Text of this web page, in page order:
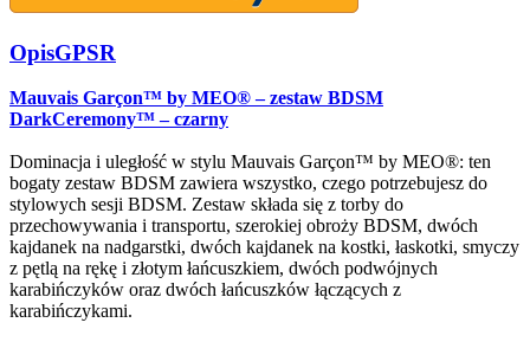
OpisGPSR
Mauvais Garçon™ by MEO® – zestaw BDSM
DarkCeremony™ – czarny
Dominacja i uległość w stylu Mauvais Garçon™ by MEO®: ten
bogaty zestaw BDSM zawiera wszystko, czego potrzebujesz do
stylowych sesji BDSM. Zestaw składa się z torby do
przechowywania i transportu, szerokiej obroży BDSM, dwóch
kajdanek na nadgarstki, dwóch kajdanek na kostki, łaskotki, smyczy
z pętlą na rękę i złotym łańcuszkiem, dwóch podwójnych
karabińczyków oraz dwóch łańcuszków łączących z
karabińczykami.